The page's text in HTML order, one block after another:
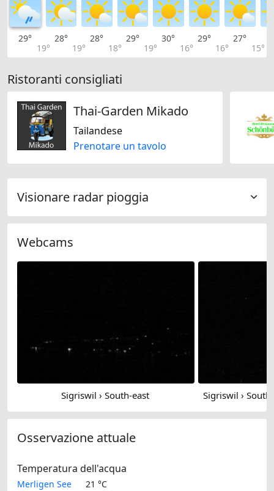
29°
19°
28°
19°
28°
18°
29°
19°
30°
16°
29°
16°
27°
15°
Ristoranti consigliati
Thai-Garden Mikado
Tailandese
Prenotare un tavolo
Visionare radar pioggia
Webcams
Sigriswil › South-east
Osservazione attuale
Temperatura dell'acqua
Merligen See
21 °C